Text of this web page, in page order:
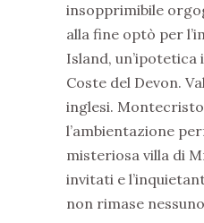
insopprimibile
alla fine optò per
Island, un’ipotetica
Coste del Devon.
inglesi.
l’ambientazione
misteriosa villa di
invitati e
non rimase